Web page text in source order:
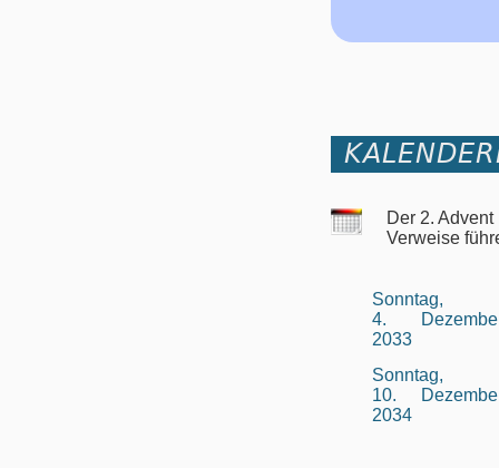
Der 2.
Verweise
Sonntag,
4.
2033
Sonntag,
10.
2034